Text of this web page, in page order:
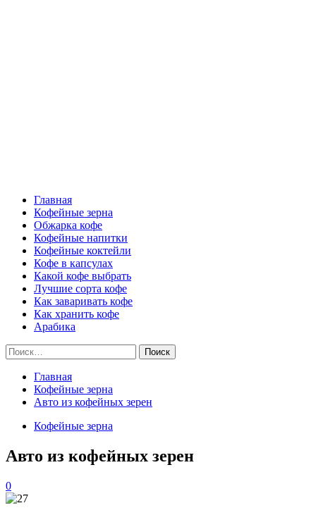
Главная
Кофейные зерна
Обжарка кофе
Кофейные напитки
Кофейные коктейли
Кофе в капсулах
Какой кофе выбрать
Лучшие сорта кофе
Как заваривать кофе
Как хранить кофе
Арабика
Найти:
Главная
Кофейные зерна
Авто из кофейных зерен
Кофейные зерна
Авто из кофейных зерен
0